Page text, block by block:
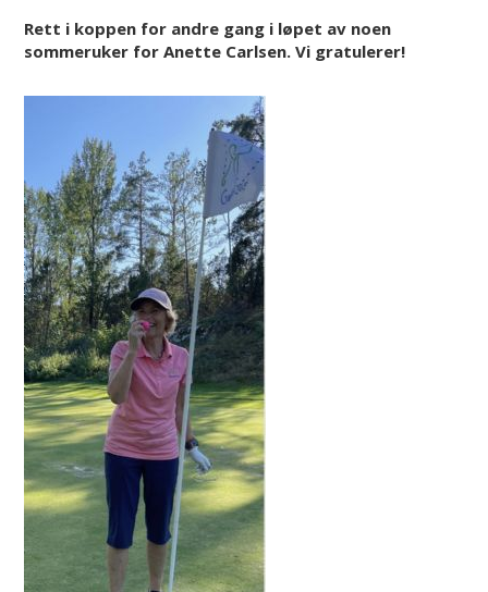
Rett i koppen for andre gang i løpet av noen
sommeruker for Anette Carlsen. Vi gratulerer!